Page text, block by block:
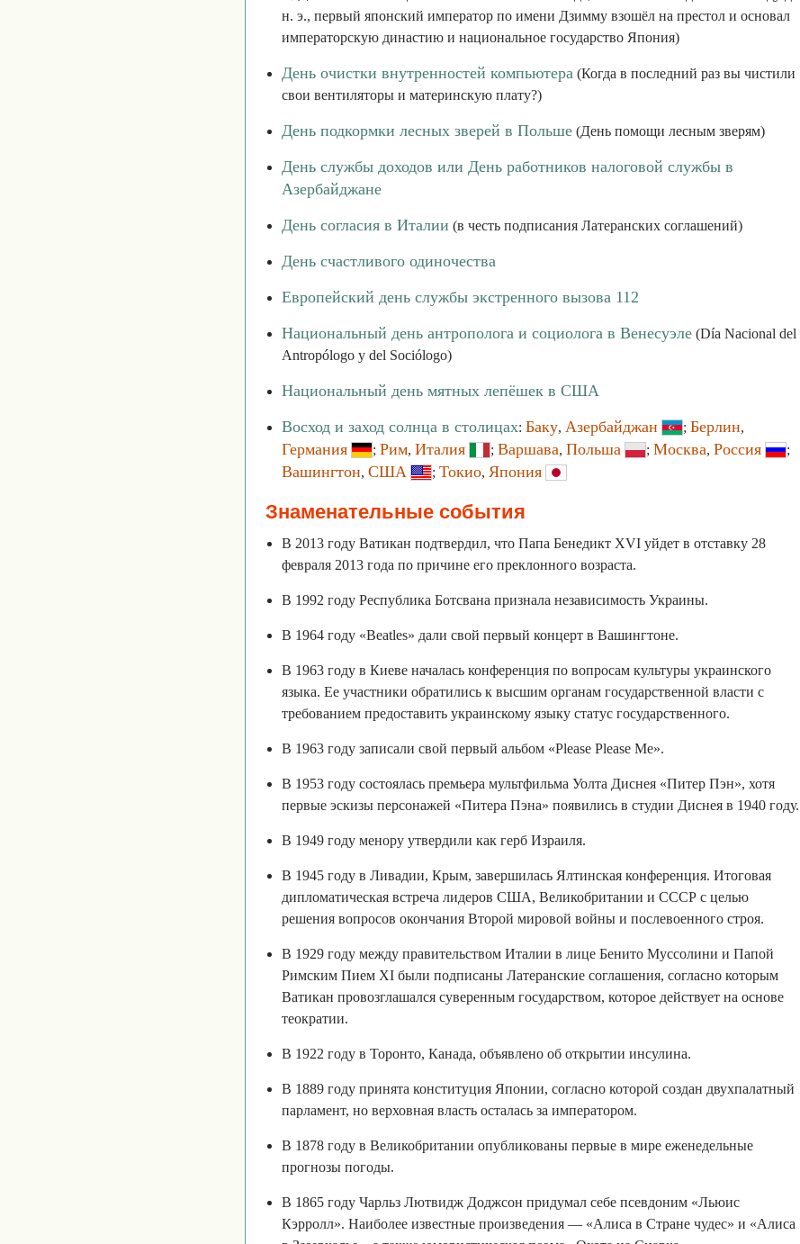
н. э., первый японский император по имени Дзимму взошёл на престол и основал
императорскую династию и национальное государство Япония)
День очистки внутренностей компьютера (Когда в последний раз вы чистили
свои вентиляторы и материнскую плату?)
День подкормки лесных зверей в Польше (День помощи лесным зверям)
День службы доходов или День работников налоговой службы в
Азербайджане
День согласия в Италии (в честь подписания Латеранских соглашений)
День счастливого одиночества
Европейский день службы экстренного вызова 112
Национальный день антрополога и социолога в Венесуэле (Día Nacional del
Antropólogo y del Sociólogo)
Национальный день мятных лепёшек в США
Восход и заход солнца в столицах: Баку, Азербайджан ; Берлин,
Германия ; Рим, Италия ; Варшава, Польша ; Москва, Россия ;
Вашингтон, США ; Токио, Япония
Знаменательные события
В 2013 году Ватикан подтвердил, что Папа Бенедикт XVI уйдет в отставку 28
февраля 2013 года по причине его преклонного возраста.
В 1992 году Республика Ботсвана признала независимость Украины.
В 1964 году «Beatles» дали свой первый концерт в Вашингтоне.
В 1963 году в Киеве началась конференция по вопросам культуры украинского
языка. Ее участники обратились к высшим органам государственной власти с
требованием предоставить украинскому языку статус государственного.
В 1963 году записали свой первый альбом «Please Please Me».
В 1953 году состоялась премьера мультфильма Уолта Диснея «Питер Пэн», хотя
первые эскизы персонажей «Питера Пэна» появились в студии Диснея в 1940 году.
В 1949 году менору утвердили как герб Израиля.
В 1945 году в Ливадии, Крым, завершилась Ялтинская конференция. Итоговая
дипломатическая встреча лидеров США, Великобритании и СССР с целью
решения вопросов окончания Второй мировой войны и послевоенного строя.
В 1929 году между правительством Италии в лице Бенито Муссолини и Папой
Римским Пием XI были подписаны Латеранские соглашения, согласно которым
Ватикан провозглашался суверенным государством, которое действует на основе
теократии.
В 1922 году в Торонто, Канада, объявлено об открытии инсулина.
В 1889 году принята конституция Японии, согласно которой создан двухпалатный
парламент, но верховная власть осталась за императором.
В 1878 году в Великобритании опубликованы первые в мире еженедельные
прогнозы погоды.
В 1865 году Чарльз Лютвидж Доджсон придумал себе псевдоним «Льюис
Кэрролл». Наиболее известные произведения — «Алиса в Стране чудес» и «Алиса